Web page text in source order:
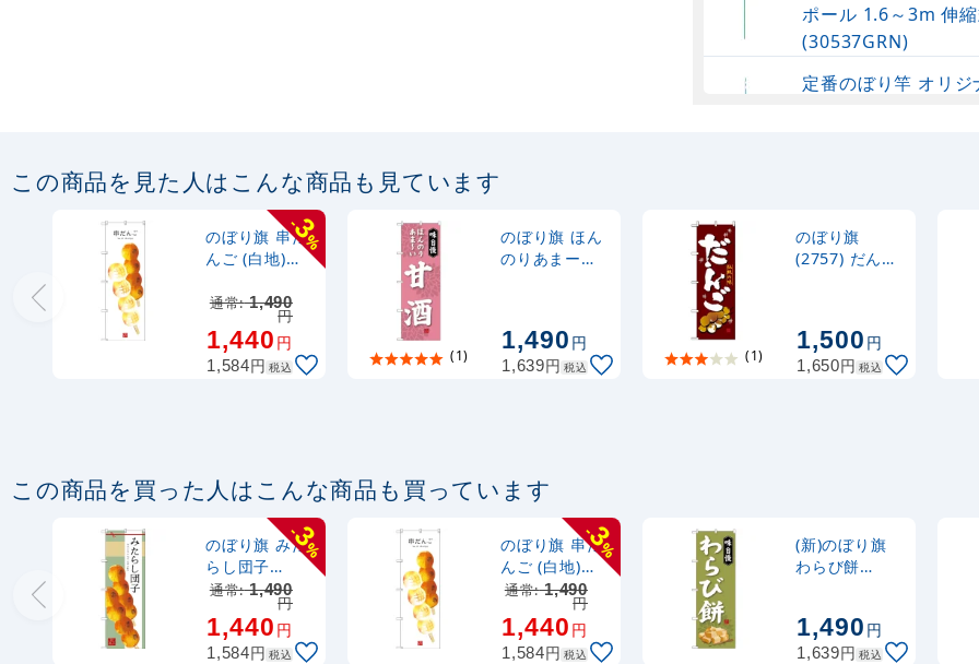
ポール 1.6～3m 伸
(30537GRN)
定番のぼり竿 オリジ
(30537BLK)
注水型マルチのぼり
この商品を見た人はこんな商品も見ています
-
3
%
のぼり旗 串だ
んご (白地)
通常:1,490
円
1,440円
1,584円 税込
(1)
のぼり旗 ほん
のりあまーい
1,490円
1,639円 税込
(1)
のぼり旗
(2757) だんご
1,500円
1,650円 税込
この商品を買った人はこんな商品も買っています
-
3
%
のぼり旗 みた
らし団子
(SNB-2972)
通常:1,490
円
1,440円
1,584円 税込
-
3
%
のぼり旗 串だ
んご (白地)
(SNB-2995)
通常:1,490
円
1,440円
1,584円 税込
(新)のぼり旗
わらび餅
1,490円
1,639円 税込